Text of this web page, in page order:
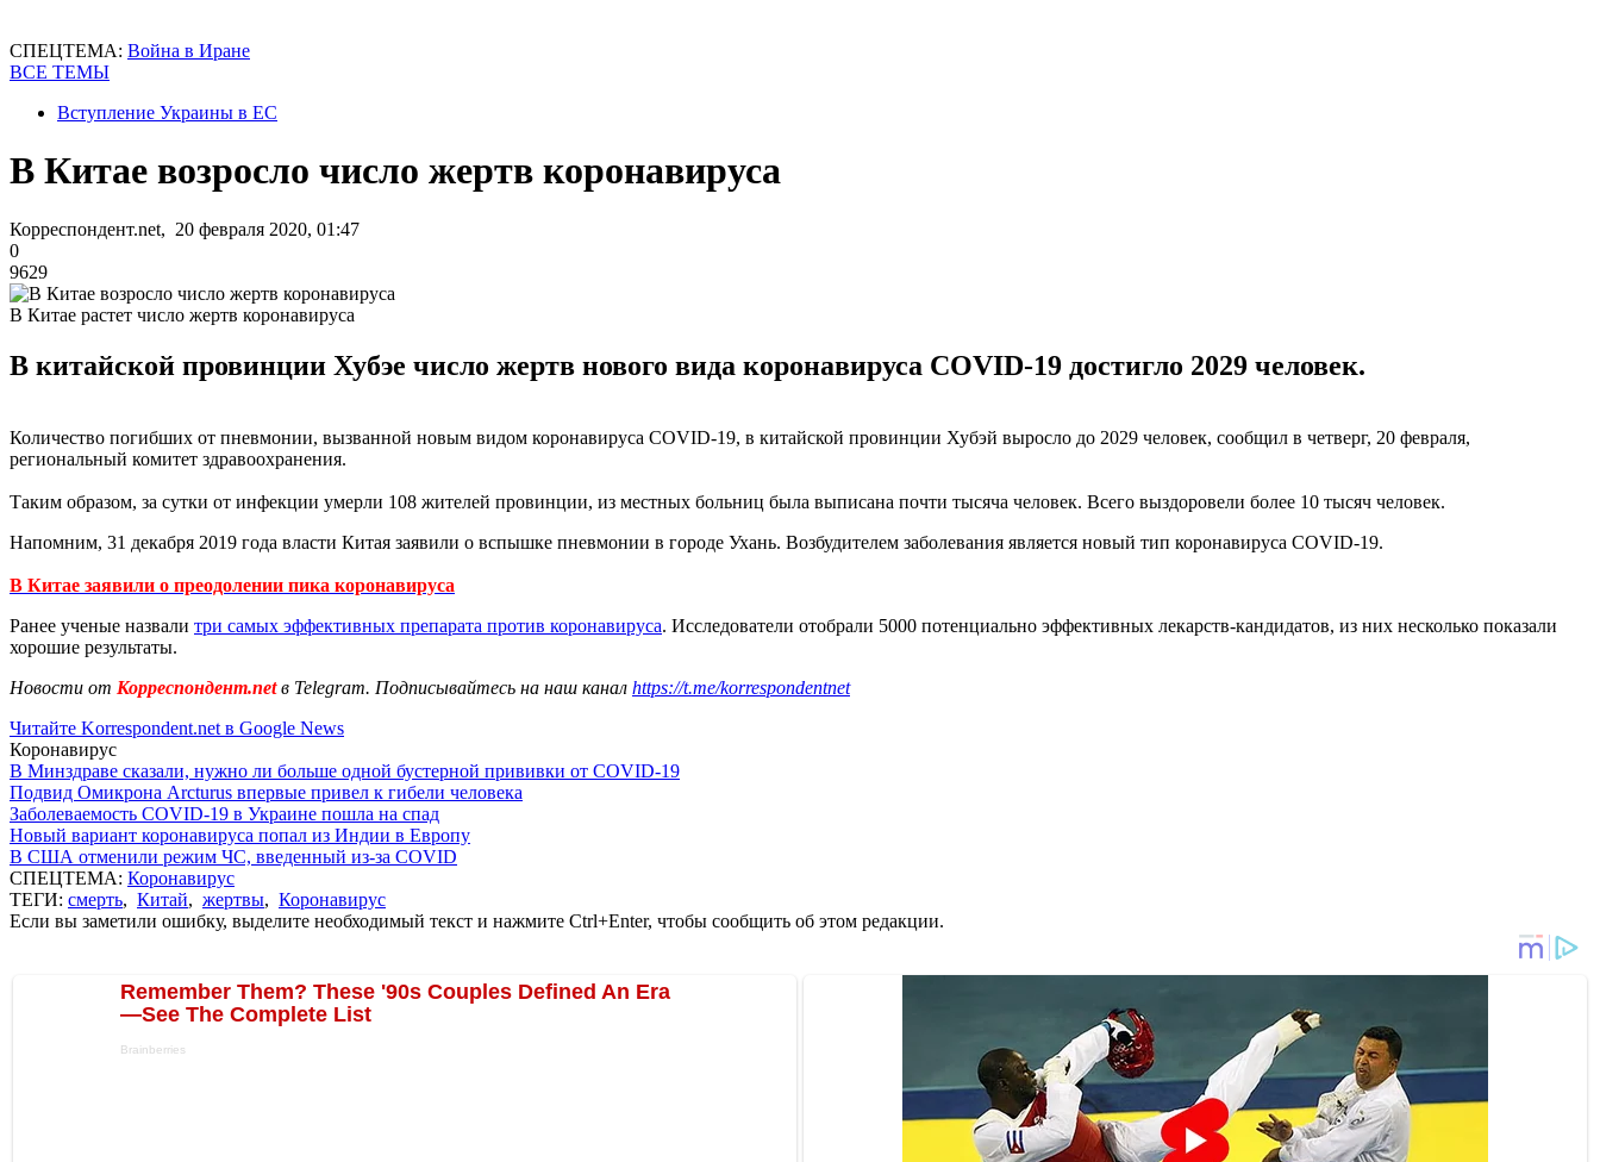
СПЕЦТЕМА: Война в Иране
ВСЕ ТЕМЫ
Вступление Украины в ЕС
В Китае возросло число жертв коронавируса
Корреспондент.net, 20 февраля 2020, 01:47
0
9629
В Китае растет число жертв коронавируса
В китайской провинции Хубэе число жертв нового вида коронавируса COVID-19 достигло 2029 человек.
Количество погибших от пневмонии, вызванной новым видом коронавируса COVID-19, в китайской провинции Хубэй выросло до 2029 человек, сообщил в четверг, 20 февраля,
региональный комитет здравоохранения.
Таким образом, за сутки от инфекции умерли 108 жителей провинции, из местных больниц была выписана почти тысяча человек. Всего выздоровели более 10 тысяч человек.
Напомним, 31 декабря 2019 года власти Китая заявили о вспышке пневмонии в городе Ухань. Возбудителем заболевания является новый тип коронавируса COVID-19.
В Китае заявили о преодолении пика коронавируса
Ранее ученые назвали три самых эффективных препарата против коронавируса. Исследователи отобрали 5000 потенциально эффективных лекарств-кандидатов, из них несколько показали
хорошие результаты.
Новости от Корреспондент.netв Telegram. Подписывайтесь на наш канал https://t.me/korrespondentnet
Читайте Korrespondent.net в Google News
Коронавирус
В Минздраве сказали, нужно ли больше одной бустерной прививки от COVID-19
Подвид Омикрона Arcturus впервые привел к гибели человека
Заболеваемость COVID-19 в Украине пошла на спад
Новый вариант коронавируса попал из Индии в Европу
В США отменили режим ЧС, введенный из-за COVID
СПЕЦТЕМА: Коронавирус
ТЕГИ: смерть, Китай, жертвы, Коронавирус
Если вы заметили ошибку, выделите необходимый текст и нажмите Ctrl+Enter, чтобы сообщить об этом редакции.